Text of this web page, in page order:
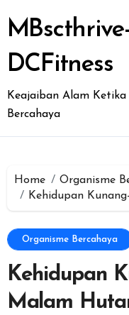
to
content
DCFitness
Keajaiban Alam
Bercahaya
Home
Organisme
Kehidupan
Organisme Bercahaya
Kehidupan
Malam